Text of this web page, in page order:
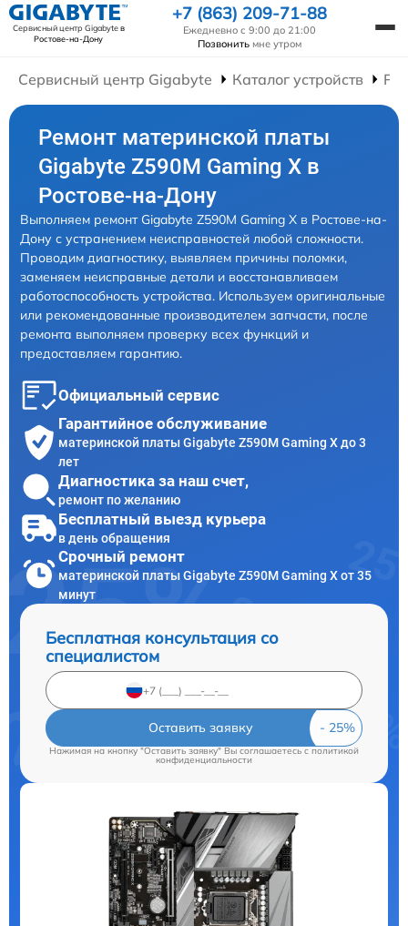
Сервисный центр Gigabyteв
Ростове-на-Дону
+7 (863) 209-71-88
Ежедневно с 9:00 до 21:00
Позвонить мне утром
Сервисный центр Gigabyte Каталог устройств
Ремонт материнской платы
Gigabyte Z590M Gaming X в
Ростове-на-Дону
Выполняем ремонт Gigabyte Z590M Gaming X в Ростове-на-
Дону с устранением неисправностей любой сложности.
Проводим диагностику, выявляем причины поломки,
заменяем неисправные детали и восстанавливаем
работоспособность устройства. Используем оригинальные
или рекомендованные производителем запчасти, после
ремонта выполняем проверку всех функций и
предоставляем гарантию.
Официальный сервис
Гарантийное обслуживание
материнской платы Gigabyte Z590M Gaming X до 3
лет
Диагностика за наш счет,
ремонт по желанию
Бесплатный выезд курьера
в день обращения
Срочный ремонт
материнской платы Gigabyte Z590M Gaming X от 35
минут
Бесплатная консультация со
специалистом
Оставить заявку
Нажимая на кнопку "Оставить заявку" Вы соглашаетесь cполитикой
конфиденциальности